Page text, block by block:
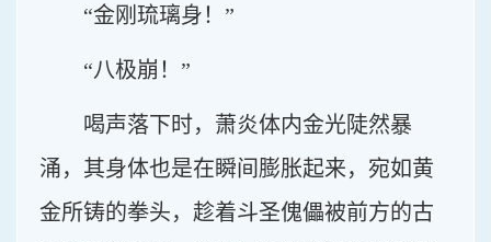
“金刚琉璃身！”
“八极崩！”
喝声落下时，萧炎体内金光陡然暴
涌，其身体也是在瞬间膨胀起来，宛如黄
金所铸的拳头，趁着斗圣傀儡被前方的古